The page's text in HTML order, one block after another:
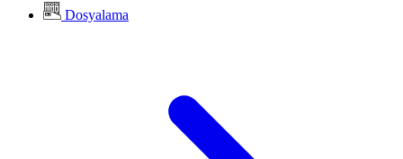
Dosyalama